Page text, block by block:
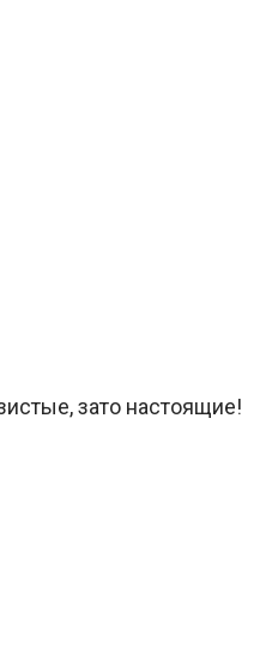
зато настоящие!